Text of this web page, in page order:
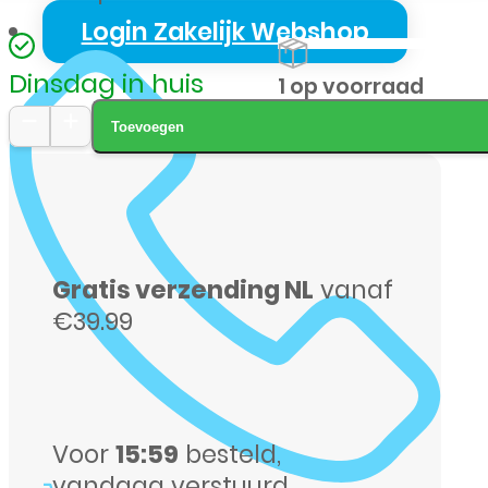
Login Zakelijk Webshop
Dinsdag in huis
iPad
Mini
7
256GB
blauw
Toevoegen
1 op voorraad
Gratis verzending NL vanaf
€39.99
Voor15:59 besteld,